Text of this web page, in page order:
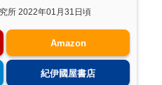
所 2022年01月31日頃
Amazon
紀伊國屋書店